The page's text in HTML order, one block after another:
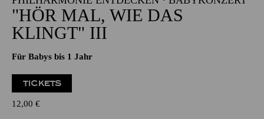
Für Babys bis 1 Jahr
AALTO MUSIKTHEATER